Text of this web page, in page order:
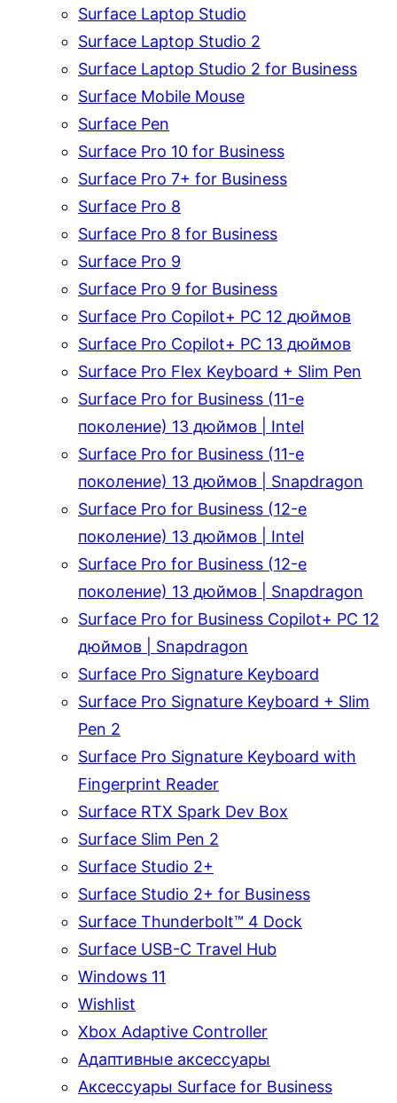
Surface Laptop Studio
Surface Laptop Studio 2
Surface Laptop Studio 2 for Business
Surface Mobile Mouse
Surface Pen
Surface Pro 10 for Business
Surface Pro 7+ for Business
Surface Pro 8
Surface Pro 8 for Business
Surface Pro 9
Surface Pro 9 for Business
Surface Pro Copilot+ PC 12 дюймов
Surface Pro Copilot+ PC 13 дюймов
Surface Pro Flex Keyboard + Slim Pen
Surface Pro for Business (11-е
поколение) 13 дюймов | Intel
Surface Pro for Business (11-е
поколение) 13 дюймов | Snapdragon
Surface Pro for Business (12-е
поколение) 13 дюймов | Intel
Surface Pro for Business (12-е
поколение) 13 дюймов | Snapdragon
Surface Pro for Business Copilot+ PC 12
дюймов | Snapdragon
Surface Pro Signature Keyboard
Surface Pro Signature Keyboard + Slim
Pen 2
Surface Pro Signature Keyboard with
Fingerprint Reader
Surface RTX Spark Dev Box
Surface Slim Pen 2
Surface Studio 2+
Surface Studio 2+ for Business
Surface Thunderbolt™ 4 Dock
Surface USB-C Travel Hub
Windows 11
Wishlist
Xbox Adaptive Controller
Адаптивные аксессуары
Аксессуары Surface for Business